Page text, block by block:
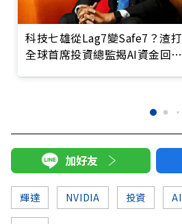
科技七雄從Lag7變Safe7？渣打
全球首席投資總監揭AI資金回流
加好友
輝達 NVIDIA 投資 AI